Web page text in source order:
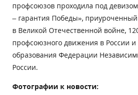
профсоюзов проходила под
– гарантия Победы»,
в Великой Отечественной войне,
профсоюзного движения в России
образования Федерации
России.
Фотографии к новости: